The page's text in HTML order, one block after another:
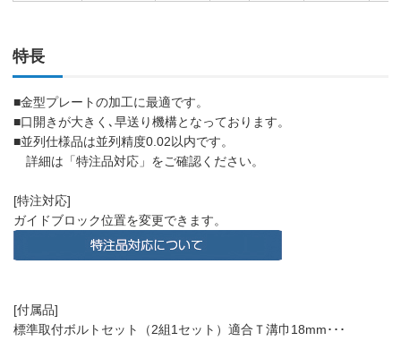
特長
■金型プレートの加工に最適です。
■口開きが大きく､早送り機構となっております。
■並列仕様品は並列精度0.02以内です。
詳細は「特注品対応」をご確認ください。
[特注対応]
ガイドブロック位置を変更できます。
[付属品]
標準取付ボルトセット（2組1セット）適合Ｔ溝巾18mm･･･